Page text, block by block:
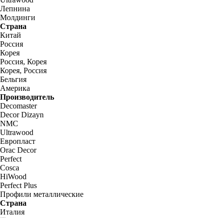
Лепнина
Молдинги
Страна
Китай
Россия
Корея
Россия, Корея
Корея, Россия
Бельгия
Америка
Производитель
Decomaster
Decor Dizayn
NMC
Ultrawood
Европласт
Orac Decor
Perfect
Cosca
HiWood
Perfect Plus
Профили металлические
Страна
Италия